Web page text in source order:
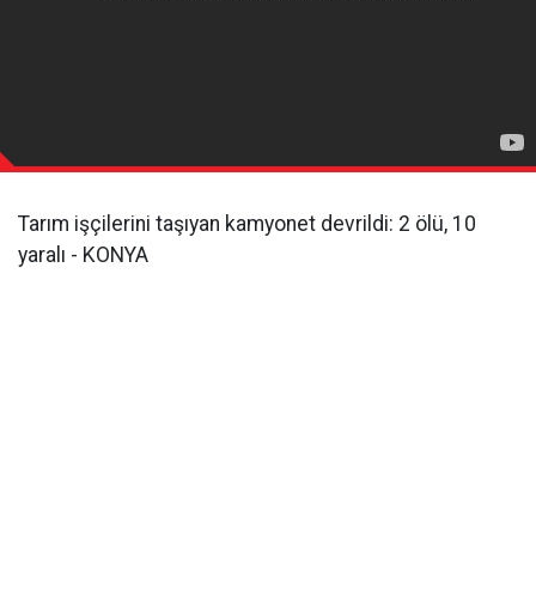
Tarım işçilerini taşıyan kamyonet devrildi: 2 ölü, 10
yaralı - KONYA